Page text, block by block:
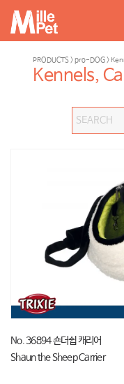
PRODUCTS > pro-DOG >
Kennels,
No. 36894 숀더쉽 캐리어
Shaun the Sheep Carrier